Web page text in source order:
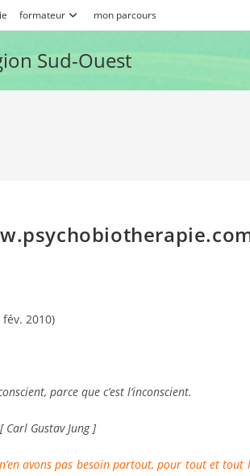
formateur mon parcours
Sud-Ouest
2010)
parce que c’est l’inconscient.
[ Carl Gustav Jung ]
avons pas besoin partout, pour tout et tout